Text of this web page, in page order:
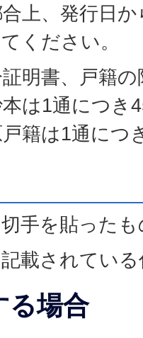
上、発行日
ください。
明書、戸籍
は1通につき
籍は1通につ
手を貼ったも
載されてい
る場合